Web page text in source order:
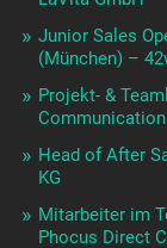
Junior Sales
(München) –
Projekt- &
Head of After
KG
Mitarbeiter im
Phocus Direct